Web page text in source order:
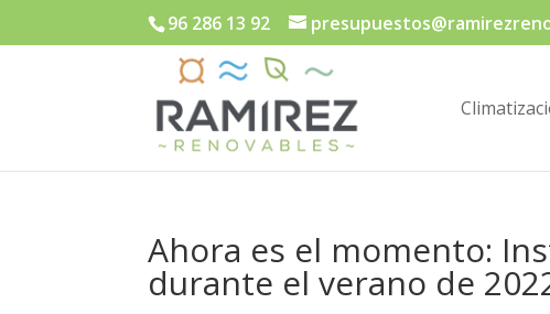
96 286 13 92
Ahora es el momento:
durante el verano de